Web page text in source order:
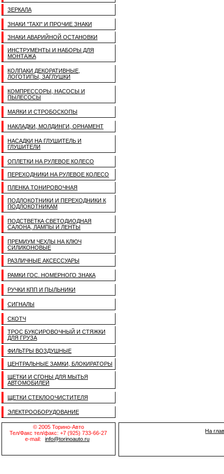
ЗЕРКАЛА
ЗНАКИ "TAXI" И ПРОЧИЕ ЗНАКИ
ЗНАКИ АВАРИЙНОЙ ОСТАНОВКИ
ИНСТРУМЕНТЫ И НАБОРЫ ДЛЯ
МОНТАЖА
КОЛПАКИ ДЕКОРАТИВНЫЕ,
ЛОГОТИПЫ, ЗАГЛУШКИ
КОМПРЕССОРЫ, НАСОСЫ И
ПЫЛЕСОСЫ
МАЯКИ И СТРОБОСКОПЫ
НАКЛАДКИ, МОЛДИНГИ, ОРНАМЕНТ
НАСАДКИ НА ГЛУШИТЕЛЬ И
ГЛУШИТЕЛИ
ОПЛЕТКИ НА РУЛЕВОЕ КОЛЕСО
ПЕРЕХОДНИКИ НА РУЛЕВОЕ КОЛЕСО
ПЛЕНКА ТОНИРОВОЧНАЯ
ПОДЛОКОТНИКИ И ПЕРЕХОДНИКИ К
ПОДЛОКОТНИКАМ
ПОДСТВЕТКА СВЕТОДИОДНАЯ
САЛОНА, ЛАМПЫ И ЛЕНТЫ
ПРЕМИУМ ЧЕХЛЫ НА КЛЮЧ
СИЛИКОНОВЫЕ
РАЗЛИЧНЫЕ АКСЕССУАРЫ
РАМКИ ГОС. НОМЕРНОГО ЗНАКА
РУЧКИ КПП И ПЫЛЬНИКИ
СИГНАЛЫ
СКОТЧ
ТРОС БУКСИРОВОЧНЫЙ И СТЯЖКИ
ДЛЯ ГРУЗА
ФИЛЬТРЫ ВОЗДУШНЫЕ
ЦЕНТРАЛЬНЫЕ ЗАМКИ, БЛОКИРАТОРЫ
ЩЕТКИ И СГОНЫ ДЛЯ МЫТЬЯ
АВТОМОБИЛЕЙ
ЩЕТКИ СТЕКЛООЧИСТИТЕЛЯ
ЭЛЕКТРООБОРУДОВАНИЕ
© 2005 Торино-Авто
Тел/Факс тел/факс: +7 (925) 733-66-27
e-mail:
info@torinoauto.ru
На